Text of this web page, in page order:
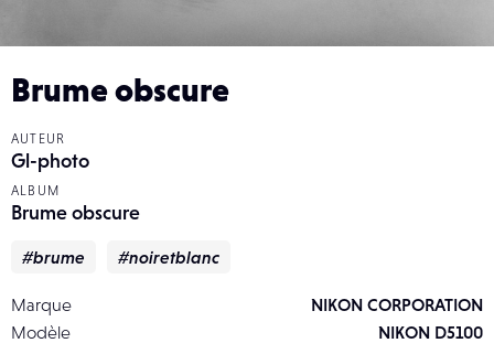
Brume obscure
AUTEUR
Gl-photo
ALBUM
Brume obscure
#brume #noiretblanc
Marque
NIKON CORPORATION
Modèle
NIKON D5100